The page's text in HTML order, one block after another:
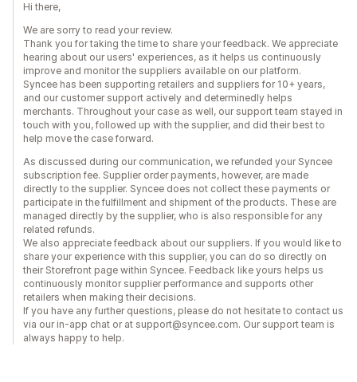
Hi there,
We are sorry to read your review.
Thank you for taking the time to share your feedback. We appreciate
hearing about our users' experiences, as it helps us continuously
improve and monitor the suppliers available on our platform.
Syncee has been supporting retailers and suppliers for 10+ years,
and our customer support actively and determinedly helps
merchants. Throughout your case as well, our support team stayed in
touch with you, followed up with the supplier, and did their best to
help move the case forward.
As discussed during our communication, we refunded your Syncee
subscription fee. Supplier order payments, however, are made
directly to the supplier. Syncee does not collect these payments or
participate in the fulfillment and shipment of the products. These are
managed directly by the supplier, who is also responsible for any
related refunds.
We also appreciate feedback about our suppliers. If you would like to
share your experience with this supplier, you can do so directly on
their Storefront page within Syncee. Feedback like yours helps us
continuously monitor supplier performance and supports other
retailers when making their decisions.
If you have any further questions, please do not hesitate to contact us
via our in-app chat or at support@syncee.com. Our support team is
always happy to help.